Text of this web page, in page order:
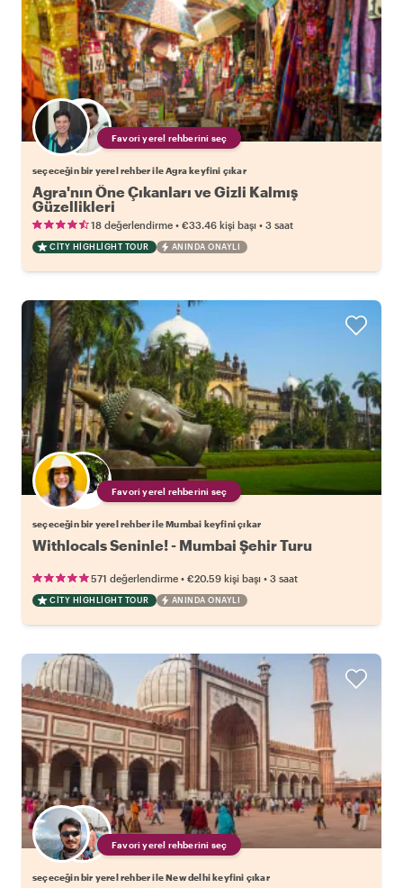
Favori yerel rehberini seç
seçeceğin bir yerel rehber ile Agra keyfini çıkar
Agra'nın Öne Çıkanları ve Gizli Kalmış
Güzellikleri
18 değerlendirme • €33.46 kişi başı • 3 saat
CITY HIGHLIGHT TOUR ANINDA ONAYLI
Favori yerel rehberini seç
seçeceğin bir yerel rehber ile Mumbai keyfini çıkar
Withlocals Seninle! - Mumbai Şehir Turu
571 değerlendirme • €20.59 kişi başı • 3 saat
CITY HIGHLIGHT TOUR ANINDA ONAYLI
Favori yerel rehberini seç
seçeceğin bir yerel rehber ile New delhi keyfini çıkar